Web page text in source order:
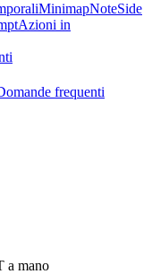
MinimapNoteSide
Azioni in
frequenti
a mano